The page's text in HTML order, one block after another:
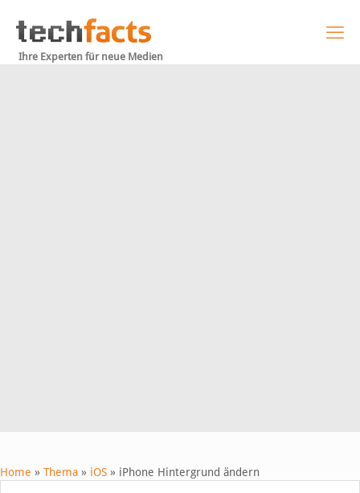
Ihre Experten für neue Medien
Home » Thema » iOS » iPhone Hintergrund ändern